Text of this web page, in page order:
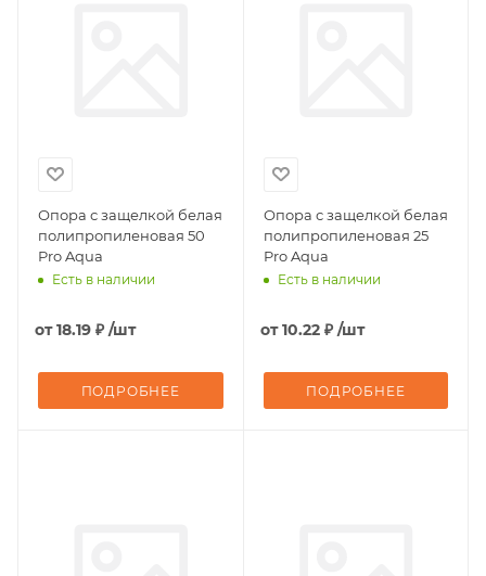
Опора с защелкой белая
полипропиленовая 50
Pro Aqua
Есть в наличии
от18.19 ₽ /шт
ПОДРОБНЕЕ
Опора с защелкой белая
полипропиленовая 25
Pro Aqua
Есть в наличии
от10.22 ₽ /шт
ПОДРОБНЕЕ